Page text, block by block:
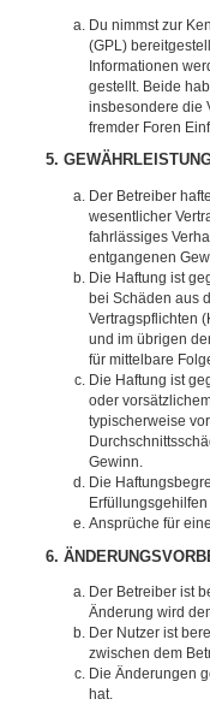
Du nimmst zur
(GPL)
Informationen
gestellt. Beide
insbesondere die
fremder Foren
5.
Der Betreiber
wesentlicher
fahrlässiges
entgangenen
Die Haftung ist
bei Schäden aus
Vertragspflichten
und im übrigen
für mittelbare
Die Haftung ist
oder
typischerweise
Gewinn.
Die
Ansprüche für
6.
Der Betreiber ist
Änderung wird
Der Nutzer ist
zwischen dem
Die Änderungen
hat.